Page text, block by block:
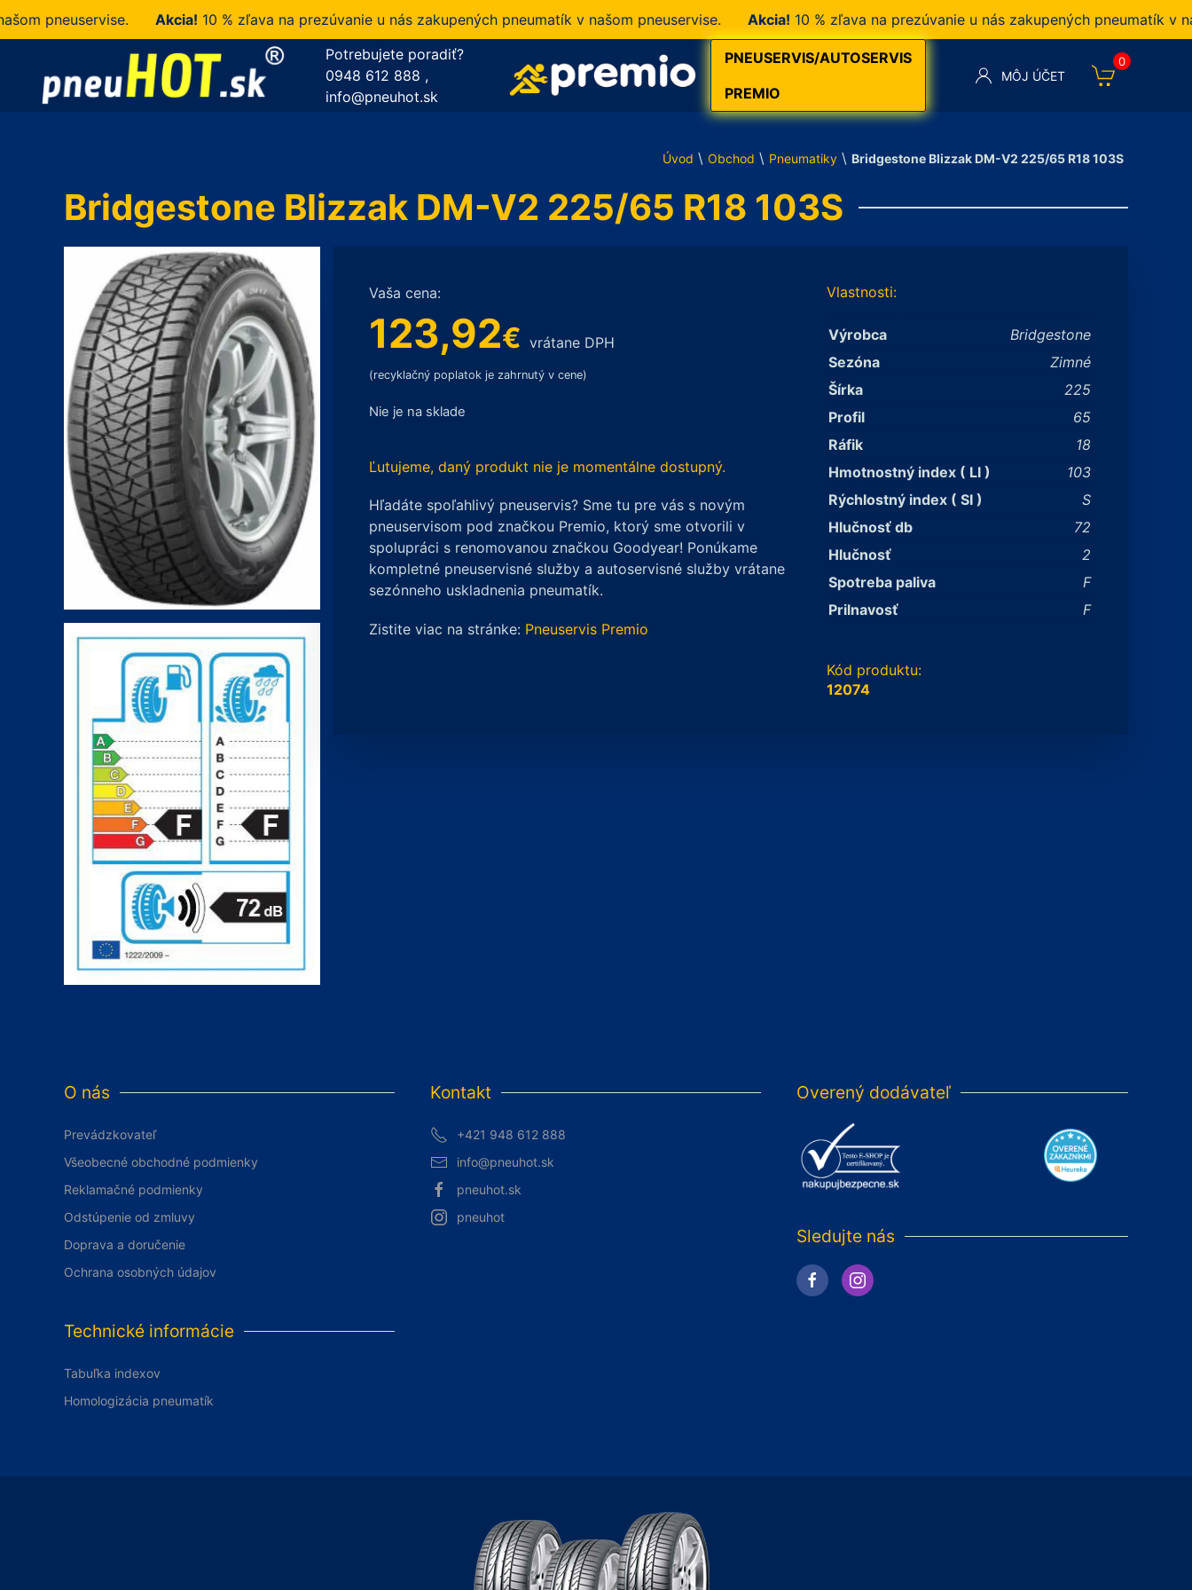
pneuservise. Akcia!10 % zľava na prezúvanie u nás zakupených pneumatík v našom pneuservise. Akcia!10 % zľava na prezúvanie u nás zakupených pneumatík v
Potrebujete poradiť?
0948 612 888 ,
info@pneuhot.sk
PNEUSERVIS/AUTOSERVIS
PREMIO
MÔJ ÚČET
0
Úvod \ Obchod \ Pneumatiky \ Bridgestone Blizzak DM-V2 225/65 R18 103S
Bridgestone Blizzak DM-V2 225/65 R18 103S
Vaša cena:
123,92€ vrátane DPH
(recyklačný poplatok je zahrnutý v cene)
Nie je na sklade
Ľutujeme, daný produkt nie je momentálne dostupný.
Hľadáte spoľahlivý pneuservis? Sme tu pre vás s novým
pneuservisom pod značkou Premio, ktorý sme otvorili v
spolupráci s renomovanou značkou Goodyear! Ponúkame
kompletné pneuservisné služby a autoservisné služby vrátane
sezónneho uskladnenia pneumatík.
Zistite viac na stránke: Pneuservis Premio
Vlastnosti:
Výrobca
Bridgestone
Sezóna
Zimné
Šírka
225
Profil
65
Ráfik
18
Hmotnostný index ( LI )
103
Rýchlostný index ( SI )
S
Hlučnosť db
72
Hlučnosť
2
Spotreba paliva
F
Prilnavosť
F
Kód produktu:
12074
O nás
Prevádzkovateľ
Všeobecné obchodné podmienky
Reklamačné podmienky
Odstúpenie od zmluvy
Doprava a doručenie
Ochrana osobných údajov
Technické informácie
Tabuľka indexov
Homologizácia pneumatík
Kontakt
+421 948 612 888
info@pneuhot.sk
pneuhot.sk
pneuhot
Overený dodávateľ
Sledujte nás